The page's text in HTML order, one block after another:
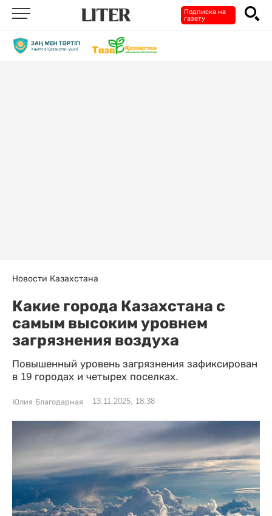
Подписка на
газету
Новости Казахстана
Какие города Казахстана с
самым высоким уровнем
загрязнения воздуха
Повышенный уровень загрязнения зафиксирован
в 19 городах и четырех поселках.
Юлия Благодарная 13.11.2025, 18:38